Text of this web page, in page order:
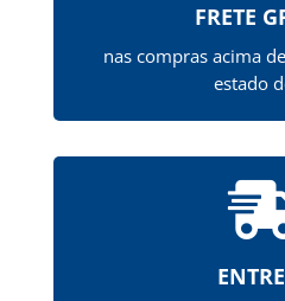
FRETE
nas compras acima
estado